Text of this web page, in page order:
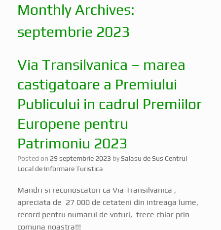
Monthly Archives:
septembrie 2023
Via Transilvanica – marea
castigatoare a Premiului
Publicului in cadrul Premiilor
Europene pentru
Patrimoniu 2023
Posted on 29 septembrie 2023 bySalasu de Sus Centrul
Local de Informare Turistica
Mandri si recunoscatori ca Via Transilvanica ,
apreciata de 27 000 de cetateni din intreaga lume,
record pentru numarul de voturi, trece chiar prin
comuna noastra!!!